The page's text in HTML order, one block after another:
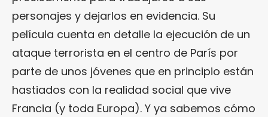
personajes y dejarlos en evidencia. Su
película cuenta en detalle la ejecución de un
ataque terrorista en el centro de París por
parte de unos jóvenes que en principio están
hastiados con la realidad social que vive
Francia (y toda Europa). Y ya sabemos cómo